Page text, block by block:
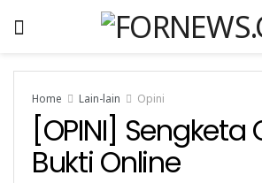
Home Lain-lain Opini
[OPINI] Sengketa
Bukti Online